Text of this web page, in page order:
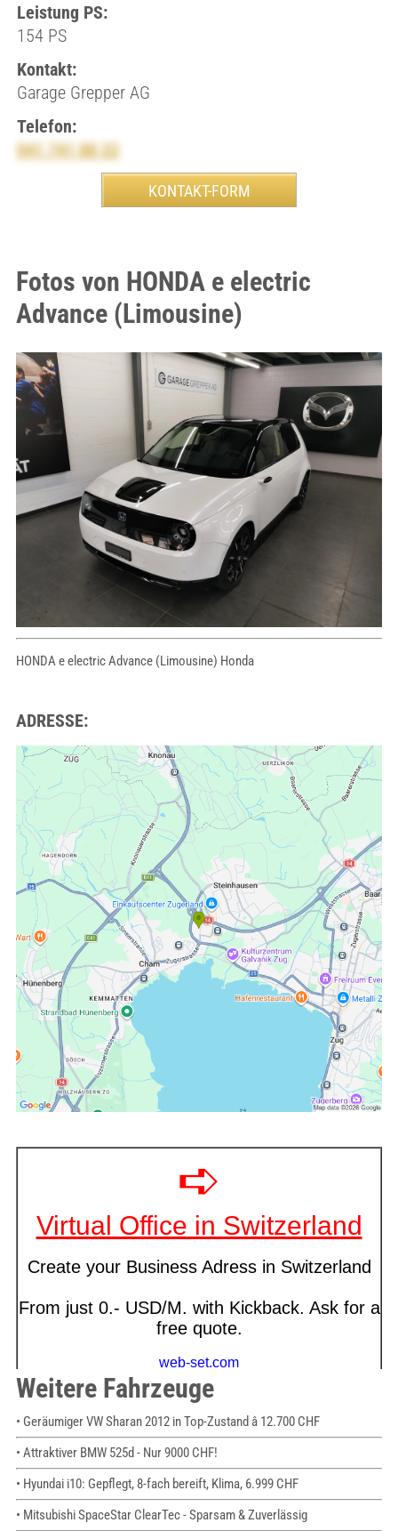
Leistung PS:
154 PS
Kontakt:
Garage Grepper AG
Telefon:
041 741 88 22
Fotos von HONDA e electric
Advance (Limousine)
HONDA e electric Advance (Limousine) Honda
ADRESSE:
Weitere Fahrzeuge
• Geräumiger VW Sharan 2012 in Top-Zustand â 12.700 CHF
• Attraktiver BMW 525d - Nur 9000 CHF!
• Hyundai i10: Gepflegt, 8-fach bereift, Klima, 6.999 CHF
• Mitsubishi SpaceStar ClearTec - Sparsam & Zuverlässig